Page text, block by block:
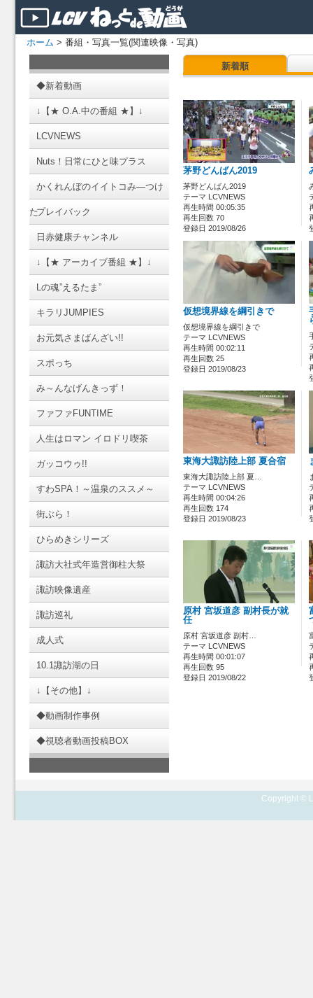
ホーム > 番組・写真一覧(関連映像・写真)
◆新着動画
↓【★ O.A.中の番組 ★】↓
LCVNEWS
Nuts！日常にひと味プラス
かくれんぼのイイトコみ―つけ
たプレイバック
日赤健康チャンネル
↓【★ アーカイブ番組 ★】↓
Lの魂”えるたま”
キラリJUMPIES
お元気さまばんざい!!
スポっち
み～んなげんきっず！
ファファFUNTIME
人生はロマン イロドリ喫茶
ガッコウゥ!!
すわSPA！～温泉のススメ～
街ぶら！
ひらめきシリーズ
諏訪大社式年造営御柱大祭
諏訪映像遺産
諏訪巡礼
成人式
10.1諏訪湖の日
↓【その他】↓
◆動画制作事例
◆視聴者動画投稿BOX
新着順
茅野どんばん2019
茅野どんばん2019
テーマ LCVNEWS
再生時間 00:05:35
再生回数 70
登録日 2019/08/26
仮想境界線を綱引きで
仮想境界線を綱引きで
テーマ LCVNEWS
再生時間 00:02:11
再生回数 25
登録日 2019/08/23
東海大諏訪陸上部 夏合宿
東海大諏訪陸上部 夏…
テーマ LCVNEWS
再生時間 00:04:26
再生回数 174
登録日 2019/08/23
原村 宮坂道彦 副村長が就
任
原村 宮坂道彦 副村…
テーマ LCVNEWS
再生時間 00:01:07
再生回数 95
登録日 2019/08/22
Copyright ©